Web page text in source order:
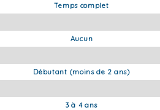
Temps complet
Aucun
Débutant (moins de 2 ans)
3 à 4 ans